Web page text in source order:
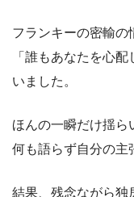
フランキーの密輸の
「誰もあなたを心
いました。
ほんの一瞬だけ揺ら
何も語らず自分の主
結果、残念ながら独